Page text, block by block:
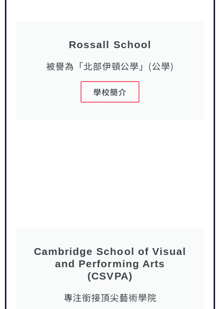
Rossall School
被譽為「北部伊頓公學」(公學)
學校簡介
Cambridge School of Visual
and Performing Arts
(CSVPA)
專注銜接頂尖藝術學院